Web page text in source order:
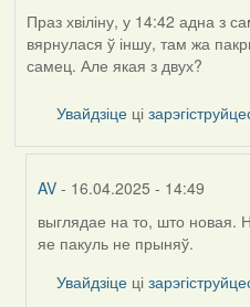
Праз хвіліну, у 14:42 адна з
вярнулася ў іншу, там жа
самец. Але якая з двух?
Увайдзіце ці
AV - 16.04.2025 - 14:49
In
reply
выглядае на то, што новая.
яе пакуль не прыняў.
Увайдзіце ці